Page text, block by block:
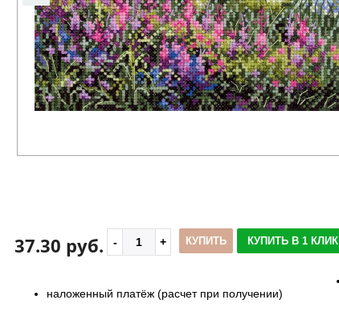
37.30 руб. КУПИТЬ КУПИТЬ В 1 КЛИК
наложенный платёж (расчет при получении)